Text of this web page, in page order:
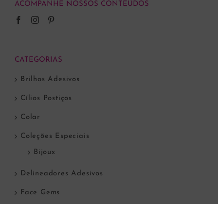
ACOMPANHE NOSSOS CONTEÚDOS
CATEGORIAS
Brilhos Adesivos
Cílios Postiços
Colar
Coleções Especiais
Bijoux
Delineadores Adesivos
Face Gems